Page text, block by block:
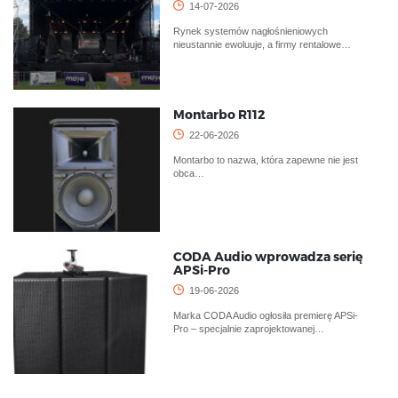
14-07-2026
Rynek systemów nagłośnieniowych
nieustannie ewoluuje, a firmy rentalowe…
Montarbo R112
22-06-2026
Montarbo to nazwa, która zapewne nie jest
obca…
CODA Audio wprowadza serię
APSi-Pro
19-06-2026
Marka CODA Audio ogłosiła premierę APSi-
Pro – specjalnie zaprojektowanej…